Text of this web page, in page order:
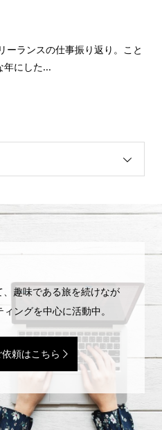
ーランスの仕事振り返り。こと
年にした...
趣味である旅を続けなが
ングを中心に活動中。
頼はこちら